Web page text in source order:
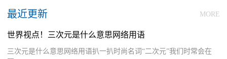
最近更新 MORE
世界视点！三次元是什么意思网络用语
三次元是什么意思网络用语扒一扒时尚名词“二次元”我们时常会在